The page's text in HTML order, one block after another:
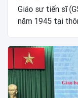
Giáo sư tiến sĩ
năm 1945 tại